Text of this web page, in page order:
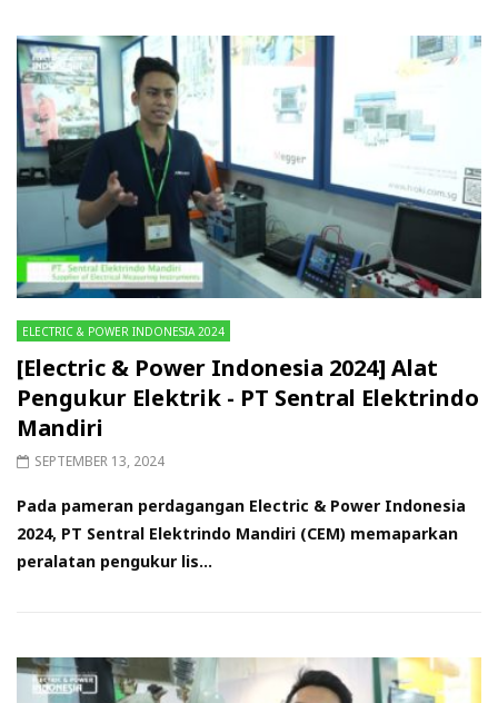
ELECTRIC & POWER INDONESIA 2024
[Electric & Power Indonesia 2024] Alat
Pengukur Elektrik - PT Sentral Elektrindo
Mandiri
SEPTEMBER 13, 2024
Pada pameran perdagangan Electric & Power Indonesia
2024, PT Sentral Elektrindo Mandiri (CEM) memaparkan
peralatan pengukur lis...